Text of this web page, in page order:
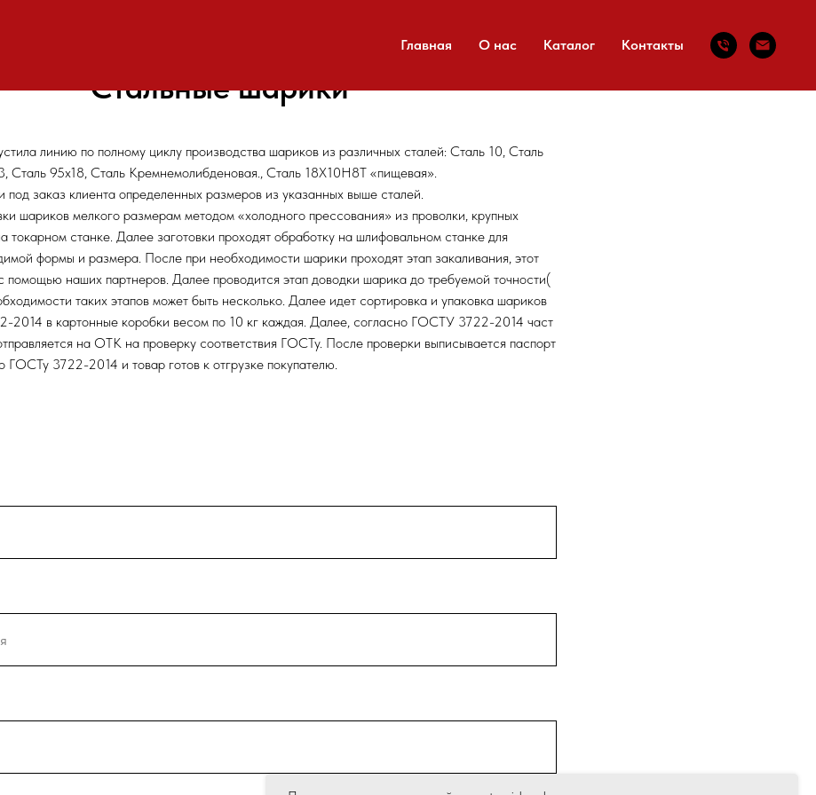
Главная О нас Каталог Контакты
Стальные шарики
линию по полному циклу производства шариков из различных сталей: Сталь 10, Сталь
Сталь 95х18, Сталь Кремнемолибденовая., Сталь 18Х10Н8Т «пищевая».
заказ клиента определенных размеров из указанных выше сталей.
шариков мелкого размерам методом «холодного прессования» из проволки, крупных
токарном станке. Далее заготовки проходят обработку на шлифовальном станке для
формы и размера. После при необходимости шарики проходят этап закаливания, этот
помощью наших партнеров. Далее проводится этап доводки шарика до требуемой точности(
таких этапов может быть несколько. Далее идет сортировка и упаковка шариков
2014 в картонные коробки весом по 10 кг каждая. Далее, согласно ГОСТУ 3722-2014 част
на ОТК на проверку соответствия ГОСТу. После проверки выписывается паспорт
ГОСТу 3722-2014 и товар готов к отгрузке покупателю.